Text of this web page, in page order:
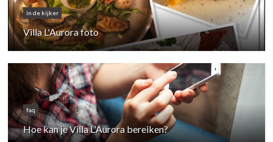
in de kijker
Villa L'Aurora foto
faq
Hoe kan je Villa L'Aurora bereiken?